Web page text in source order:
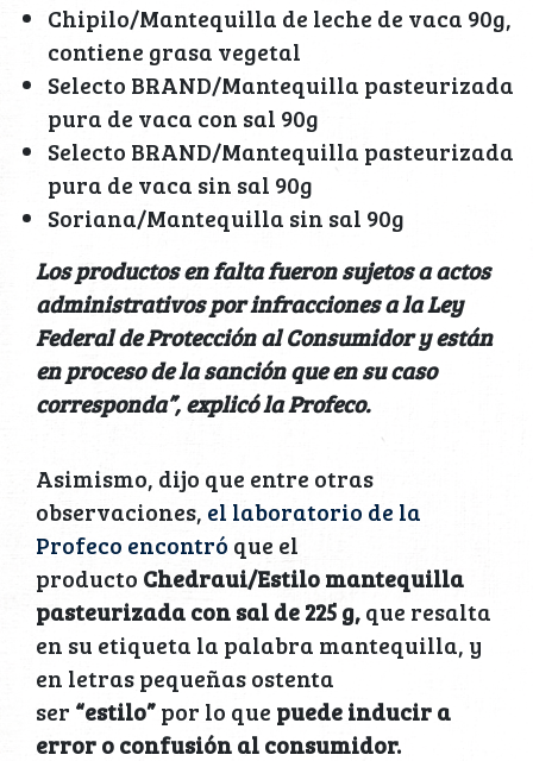
Chipilo/Mantequilla de leche de vaca 90g,
contiene grasa vegetal
Selecto BRAND/Mantequilla pasteurizada
pura de vaca con sal 90g
Selecto BRAND/Mantequilla pasteurizada
pura de vaca sin sal 90g
Soriana/Mantequilla sin sal 90g
Los productos en falta fueron sujetos a actos
administrativos por infracciones a la Ley
Federal de Protección al Consumidor y están
en proceso de la sanción que en su caso
corresponda”, explicó la Profeco.
Asimismo, dijo que entre otras
observaciones, el laboratorio de la
Profeco encontró que el
producto Chedraui/Estilo mantequilla
pasteurizada con sal de 225 g,que resalta
en su etiqueta la palabra mantequilla, y
en letras pequeñas ostenta
ser “estilo”por lo que puede inducir a
error o confusión al consumidor.